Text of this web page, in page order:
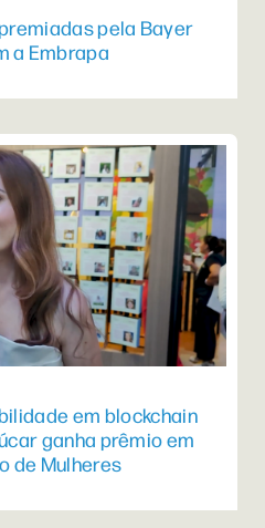
pela Bayer
a Embrapa
em blockchain
ganha prêmio em
de Mulheres